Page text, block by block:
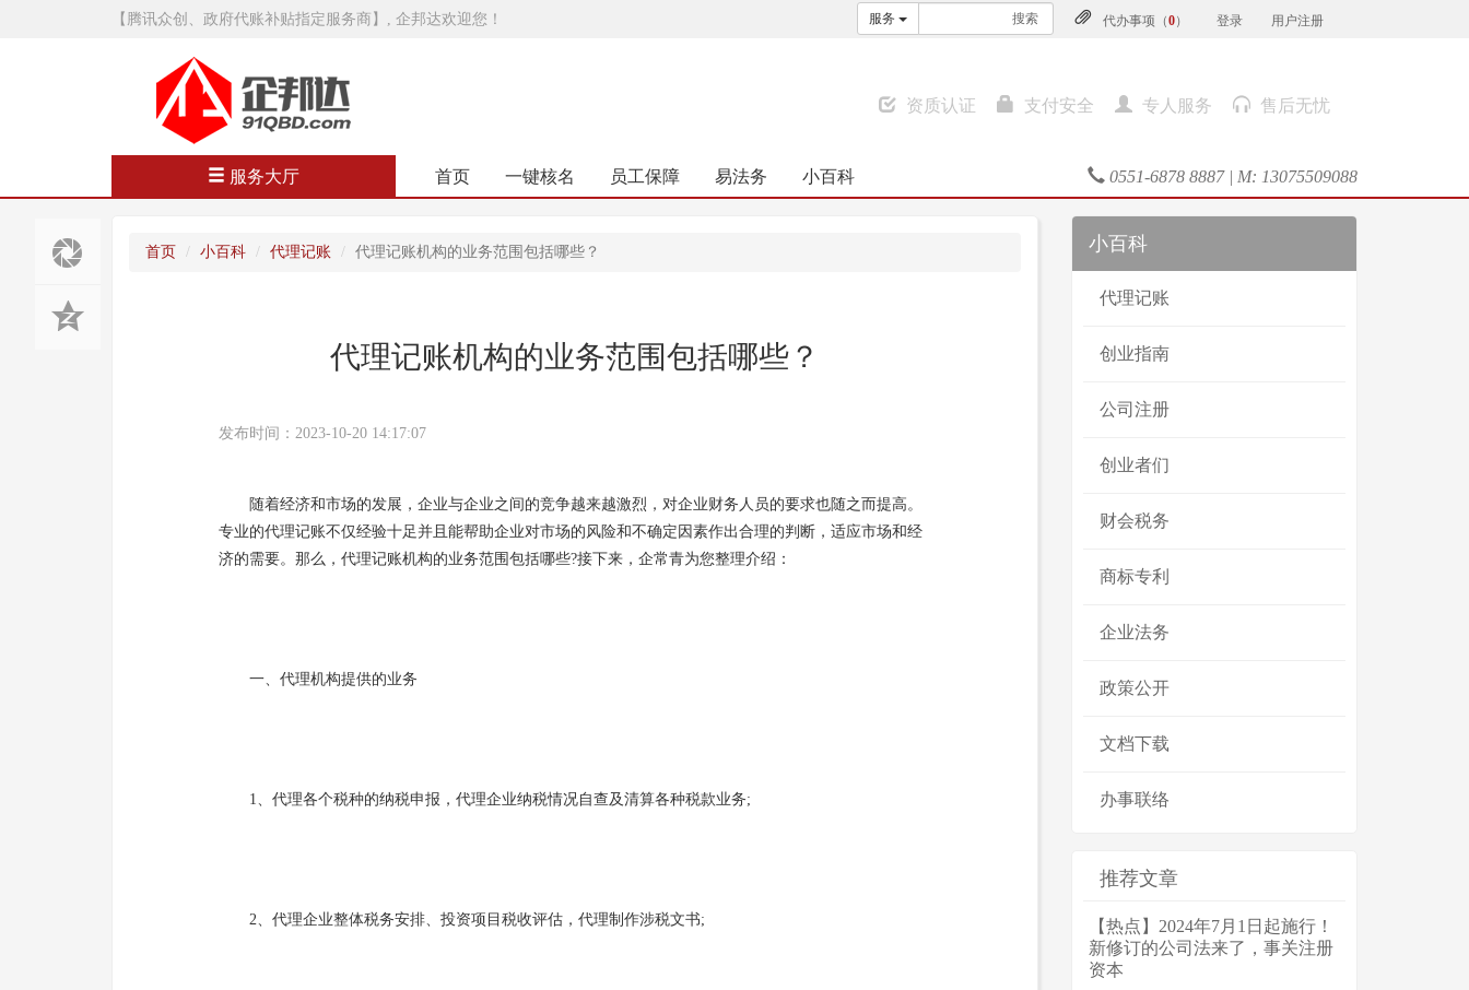
【腾讯众创、政府代账补贴指定服务商】, 企邦达欢迎您！ 代办事项（0） 登录 用户注册
服务 搜索
资质认证 支付安全 专人服务 售后无忧
服务大厅 首页 一键核名 员工保障 易法务 小百科 0551-6878 8887 | M: 13075509088
首页 小百科 代理记账 代理记账机构的业务范围包括哪些？
代理记账机构的业务范围包括哪些？
发布时间：2023-10-20 14:17:07
随着经济和市场的发展，企业与企业之间的竞争越来越激烈，对企业财务人员的要求也随之而提高。
专业的代理记账不仅经验十足并且能帮助企业对市场的风险和不确定因素作出合理的判断，适应市场和经
济的需要。那么，代理记账机构的业务范围包括哪些?接下来，企常青为您整理介绍：
一、代理机构提供的业务
1、代理各个税种的纳税申报，代理企业纳税情况自查及清算各种税款业务;
2、代理企业整体税务安排、投资项目税收评估，代理制作涉税文书;
小百科
代理记账
创业指南
公司注册
创业者们
财会税务
商标专利
企业法务
政策公开
文档下载
办事联络
推荐文章
【热点】2024年7月1日起施行！
新修订的公司法来了，事关注册
资本